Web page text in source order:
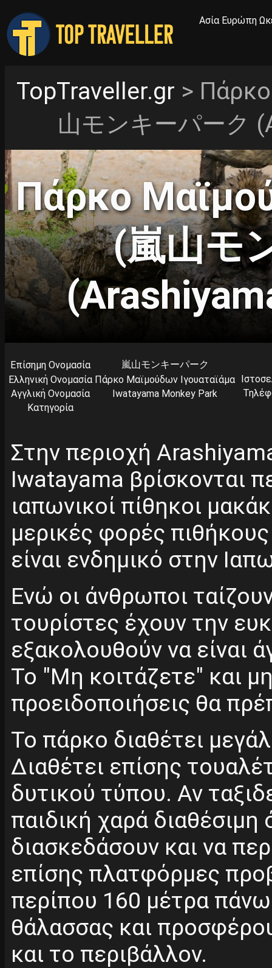
Ασία Ευρώπη
TopTraveller.gr >
山モンキーパーク
Πάρκο
(嵐山モ
Επίσημη Ονομασία
嵐山モンキーパーク
Ελληνική Ονομασία Πάρκο Μαϊμούδων Ιγουαταϊάμα
Αγγλική Ονομασία
Iwatayama Monkey Park
Κατηγορία
Στην περιοχή
Iwatayama βρίσκονται
ιαπωνικοί πίθηκοι
μερικές φορές
είναι ενδημικό στην
Ενώ οι άνθρωποι
τουρίστες έχουν την
εξακολουθούν να είναι
Το "Μη κοιτάζετε" και
προειδοποιήσεις θα
Το πάρκο διαθέτει
Διαθέτει επίσης
δυτικού τύπου. Αν
παιδική χαρά
διασκεδάσουν και να
επίσης πλατφόρμες
περίπου 160 μέτρα
θάλασσας και
και το περιβάλλον.